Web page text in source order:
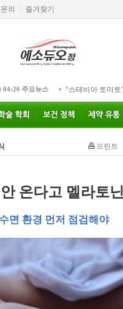
의 즐겨찾기
04:20 주요뉴스 “스테비아 토마토
프린트
온다고 멜라토
면 환경 먼저 점검해야